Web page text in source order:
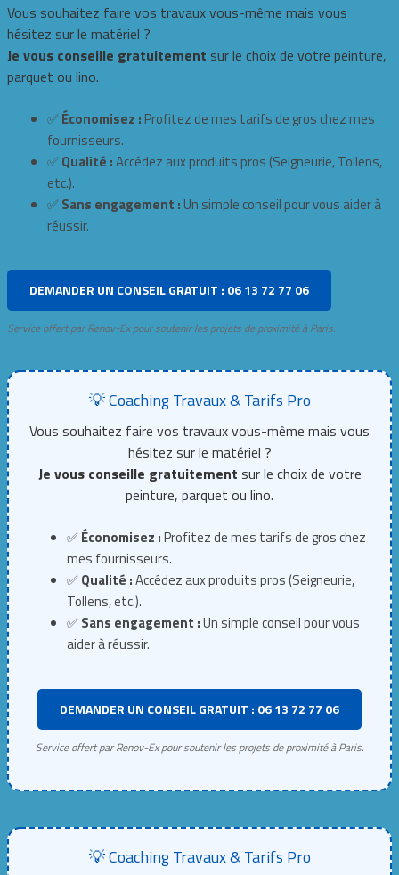
Vous souhaitez faire vos travaux vous-même mais vous
hésitez sur le matériel ?
Je vous conseille gratuitement sur le choix de votre peinture,
parquet ou lino.
✅ Économisez : Profitez de mes tarifs de gros chez mes
fournisseurs.
✅ Qualité :Accédez aux produits pros (Seigneurie, Tollens,
etc.).
✅ Sans engagement : Un simple conseil pour vous aider à
réussir.
DEMANDER UN CONSEIL GRATUIT : 06 13 72 77 06
Service offert par Renov-Ex pour soutenir les projets de proximité à Paris.
💡 Coaching Travaux & Tarifs Pro
Vous souhaitez faire vos travaux vous-même mais vous
hésitez sur le matériel ?
Je vous conseille gratuitement sur le choix de votre
peinture, parquet ou lino.
✅Économisez :Profitez de mes tarifs de gros chez
mes fournisseurs.
✅Qualité :Accédez aux produits pros (Seigneurie,
Tollens, etc.).
✅Sans engagement :Un simple conseil pour vous
aider à réussir.
DEMANDER UN CONSEIL GRATUIT : 06 13 72 77 06
Service offert par Renov-Ex pour soutenir les projets de proximité à Paris.
💡 Coaching Travaux & Tarifs Pro